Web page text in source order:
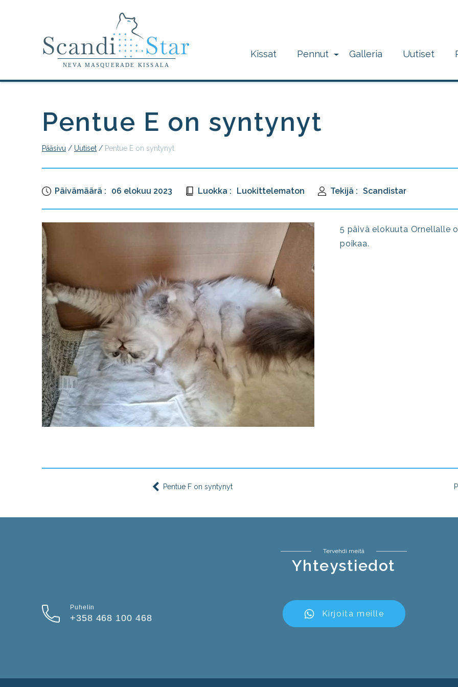
NEVA MASQUERADE KISSALA
Kissat Pennut Galleria Uutiset
Pentue E on syntynyt
Pääsivu / Uutiset / Pentue E on syntynyt
Päivämäärä : 06 elokuu 2023 Luokka : Luokittelematon Tekijä : Scandistar
5 päivä elokuuta Ornellalle
poikaa.
Pentue F on syntynyt
Tervehdi meitä
Yhteystiedot
Puhelin
+358 468 100 468 Kirjoita meille